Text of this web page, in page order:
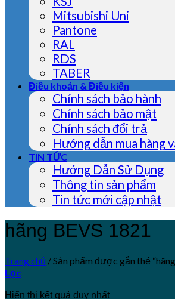
Mitsubishi Uni
Pantone
RAL
RDS
TABER
Điều khoản & Điều kiện
Chính sách bảo hành
Chính sách bảo mật
Chính sách đổi trả
Hướng dẫn mua hàng
TIN TỨC
Hướng Dẫn Sử Dụng
Thông tin sản phẩm
Tin tức mới cập nhật
hãng BEVS 1821
Trang chủ /Sản phẩm được gắn thẻ
Lọc
Hiển thị kết quả duy nhất